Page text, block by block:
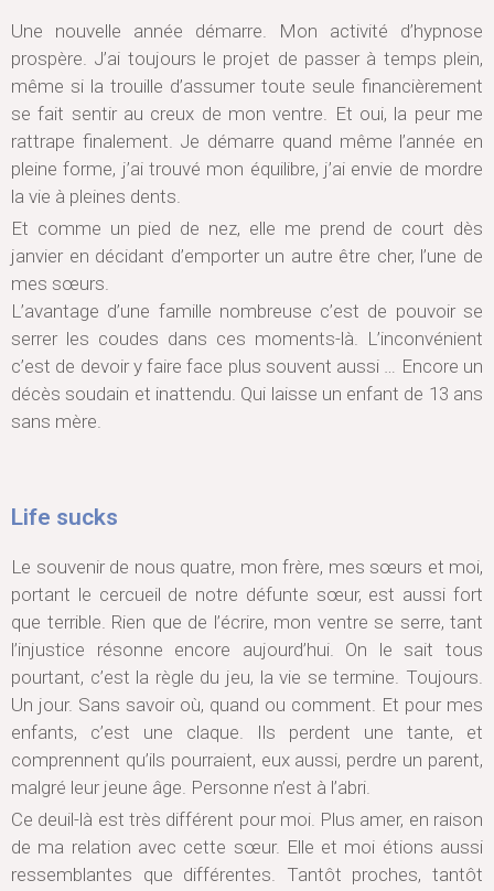
Une nouvelle année démarre. Mon activité d’hypnose
prospère. J’ai toujours le projet de passer à temps plein,
même si la trouille d’assumer toute seule financièrement
se fait sentir au creux de mon ventre. Et oui, la peur me
rattrape finalement. Je démarre quand même l’année en
pleine forme, j’ai trouvé mon équilibre, j’ai envie de mordre
la vie à pleines dents.
Et comme un pied de nez, elle me prend de court dès
janvier en décidant d’emporter un autre être cher, l’une de
mes sœurs.
L’avantage d’une famille nombreuse c’est de pouvoir se
serrer les coudes dans ces moments-là. L’inconvénient
c’est de devoir y faire face plus souvent aussi … Encore un
décès soudain et inattendu. Qui laisse un enfant de 13 ans
sans mère.
Life sucks
Le souvenir de nous quatre, mon frère, mes sœurs et moi,
portant le cercueil de notre défunte sœur, est aussi fort
que terrible. Rien que de l’écrire, mon ventre se serre, tant
l’injustice résonne encore aujourd’hui. On le sait tous
pourtant, c’est la règle du jeu, la vie se termine. Toujours.
Un jour. Sans savoir où, quand ou comment. Et pour mes
enfants, c’est une claque. Ils perdent une tante, et
comprennent qu’ils pourraient, eux aussi, perdre un parent,
malgré leur jeune âge. Personne n’est à l’abri.
Ce deuil-là est très différent pour moi. Plus amer, en raison
de ma relation avec cette sœur. Elle et moi étions aussi
ressemblantes que différentes. Tantôt proches, tantôt